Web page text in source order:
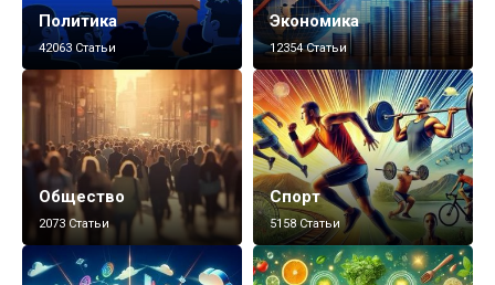
Политика
42063 Статьи
Экономика
12354 Статьи
Общество
2073 Статьи
Спорт
5158 Статьи